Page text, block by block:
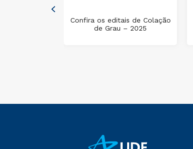
Confira os editais de Colação
de Grau – 2025